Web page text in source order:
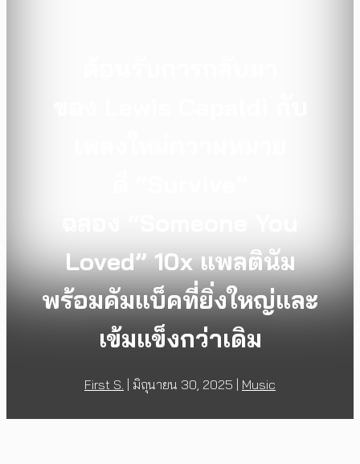
Loved” 10x แพลตินัม
พร้อมคัมแบ็คที่ยิ่งใหญ่และ
เข้มแข็งกว่าเดิม
First S. | มิถุนายน 30, 2025 | Music